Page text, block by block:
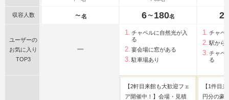
収容人数 〜 名 6 〜 180名 2
ユーザーの
お気に入り
TOP3
ー
チャペルに自然光が入
る
宴会場に窓がある
駐車場あり
チャペ
駅から
チャペ
る
【2軒目来館も大歓迎フェ
ア開催中！】会場・見積
【1件目
円分の豪